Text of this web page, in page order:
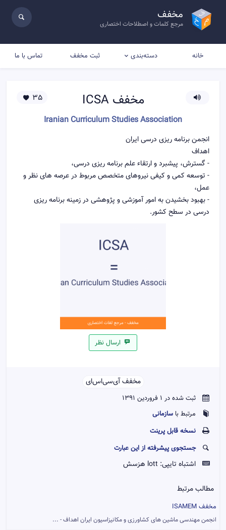
مخفف
مرجع کلمات و اصطلاحات اختصاری
خانه دسته‌بندی ثبت مخفف تماس با ما
مخففICSA
Iranian Curriculum Studies Association
35
انجمن برنامه ریزی درسی ایران
اهداف
- گسترش، پیشبرد و ارتقاء علم برنامه ریزی درسی،
- توسعه کمی و کیفی نیروهای متخصص مربوط در عرصه های نظر و
عمل،
- بهبود بخشیدن به امور آموزشی و پژوهشی در زمینه برنامه ریزی
درسی در سطح کشور.
ارسال نظر
مخفف آی‌سی‌اس‌ای‌‌
ثبت شده در 1 فروردین 1391
مرتبط باسازمانی
نسخه قابل پرينت
جستجوی پیشرفته از این عبارت
اشتباه تایپی: lott هزسش
مطالب مرتبط
مخفف ISAMEM
انجمن مهندسی ماشین های کشاورزی و مکانیزاسیون ایران اهداف - ...